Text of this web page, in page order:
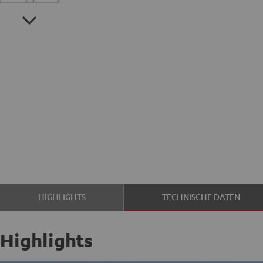
HIGHLIGHTS TECHNISCHE DATEN
Highlights